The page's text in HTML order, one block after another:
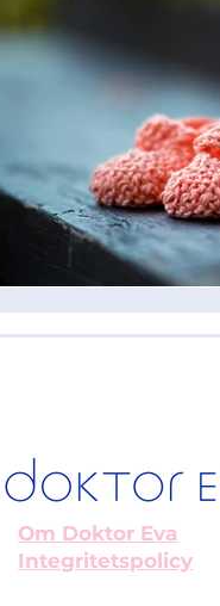
Om Doktor Eva
Integritetspolicy